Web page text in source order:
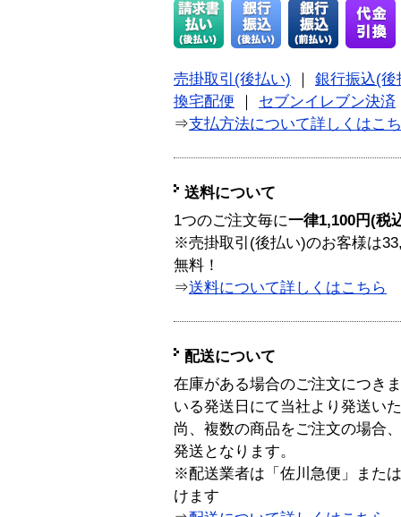
売掛取引(後払い)
銀行振込(後
換宅配便
セブンイレブン決済
⇒支払方法について詳しくはこ
送料について
1つのご注文毎に一律1,100円(税
※売掛取引(後払い)のお客様は
無料！
⇒送料について詳しくはこちら
配送について
在庫がある場合のご注文につき
いる発送日にて当社より発送い
尚、複数の商品をご注文の場合
発送となります。
※配送業者は「佐川急便」また
けます